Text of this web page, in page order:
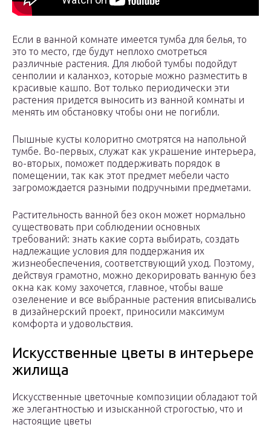
Если в ванной комнате имеется тумба для белья, то
это то место, где будут неплохо смотреться
различные растения. Для любой тумбы подойдут
сенполии и каланхоэ, которые можно разместить в
красивые кашпо. Вот только периодически эти
растения придется выносить из ванной комнаты и
менять им обстановку чтобы они не погибли.
Пышные кусты колоритно смотрятся на напольной
тумбе. Во-первых, служат как украшение интерьера,
во-вторых, поможет поддерживать порядок в
помещении, так как этот предмет мебели часто
загромождается разными подручными предметами.
Растительность ванной без окон может нормально
существовать при соблюдении основных
требований: знать какие сорта выбирать, создать
надлежащие условия для поддержания их
жизнеобеспечения, соответствующий уход. Поэтому,
действуя грамотно, можно декорировать ванную без
окна как кому захочется, главное, чтобы ваше
озеленение и все выбранные растения вписывались
в дизайнерский проект, приносили максимум
комфорта и удовольствия.
Искусственные цветы в интерьере
жилища
Искусственные цветочные композиции обладают той
же элегантностью и изысканной строгостью, что и
настоящие цветы